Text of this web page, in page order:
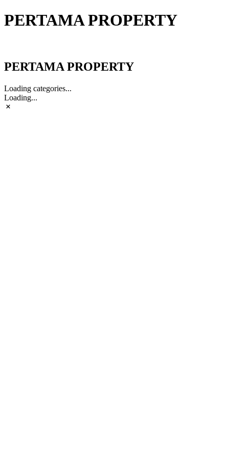
PERTAMA PROPERTY
PERTAMA PROPERTY
Loading categories...
Loading...